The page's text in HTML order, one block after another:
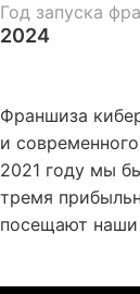
Год запуска
2024
Франшиза
и
2021 году мы
тремя
посещают наши